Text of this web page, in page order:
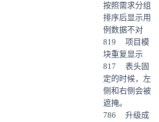
按照需求分组
排序后显示用
例数据不对
819 项目模
块重复显示
817 表头固
定的时候，左
侧和右侧会被
遮掩。
786 升级成